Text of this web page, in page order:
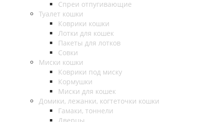
Спреи отпугивающие
Туалет кошки
Коврики кошки
Лотки для кошек
Пакеты для лотков
Совки
Миски кошки
Коврики под миску
Кормушки
Миски для кошек
Домики, лежанки, когтеточки кошки
Гамаки, тоннели